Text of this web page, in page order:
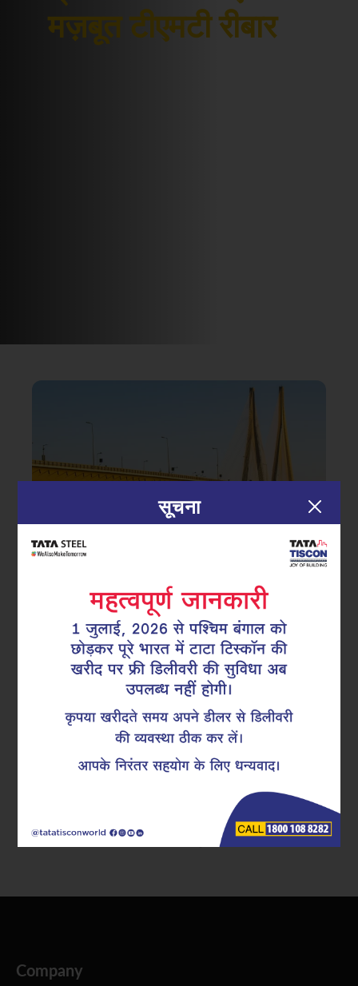
मज़बूत टीएमटी रीबार
04.04.25 टीएमटी सरिया
ब्रिज और सड़क के निर्माण में टीएमटी रीबार:
क्यों मज़बूती और टिकाऊपन महत्वपूर्ण है
ब्रिज और हाइवे जैसे इंफ्रास्ट्रक्चर प्रोजेक्ट के निर्माण के लिए हमें
भरोसा। इस क्षेत्र में ही टीएमटी रीबार की सबसे अहम भूमिका होती
है। यह असाधारण मज़बूती और टिकाऊपन प्रदान करता है। ब्रिज
के निर्माण के लिए सही टीएमटी रीबार चुनना सबसे ज़्यादा…
Company
सूचना